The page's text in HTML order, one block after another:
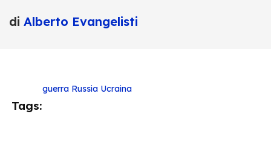
di Alberto Evangelisti
Tags:
guerra Russia Ucraina